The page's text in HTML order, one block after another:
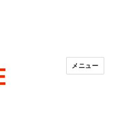
メニュー